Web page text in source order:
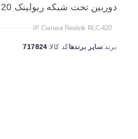
دوربین تحت شبکه ریولینک RLC-420
IP Camera Reolink RLC-420
برند:سایر برندهاکد کالا:717824